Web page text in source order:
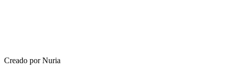
Creado por Nuria